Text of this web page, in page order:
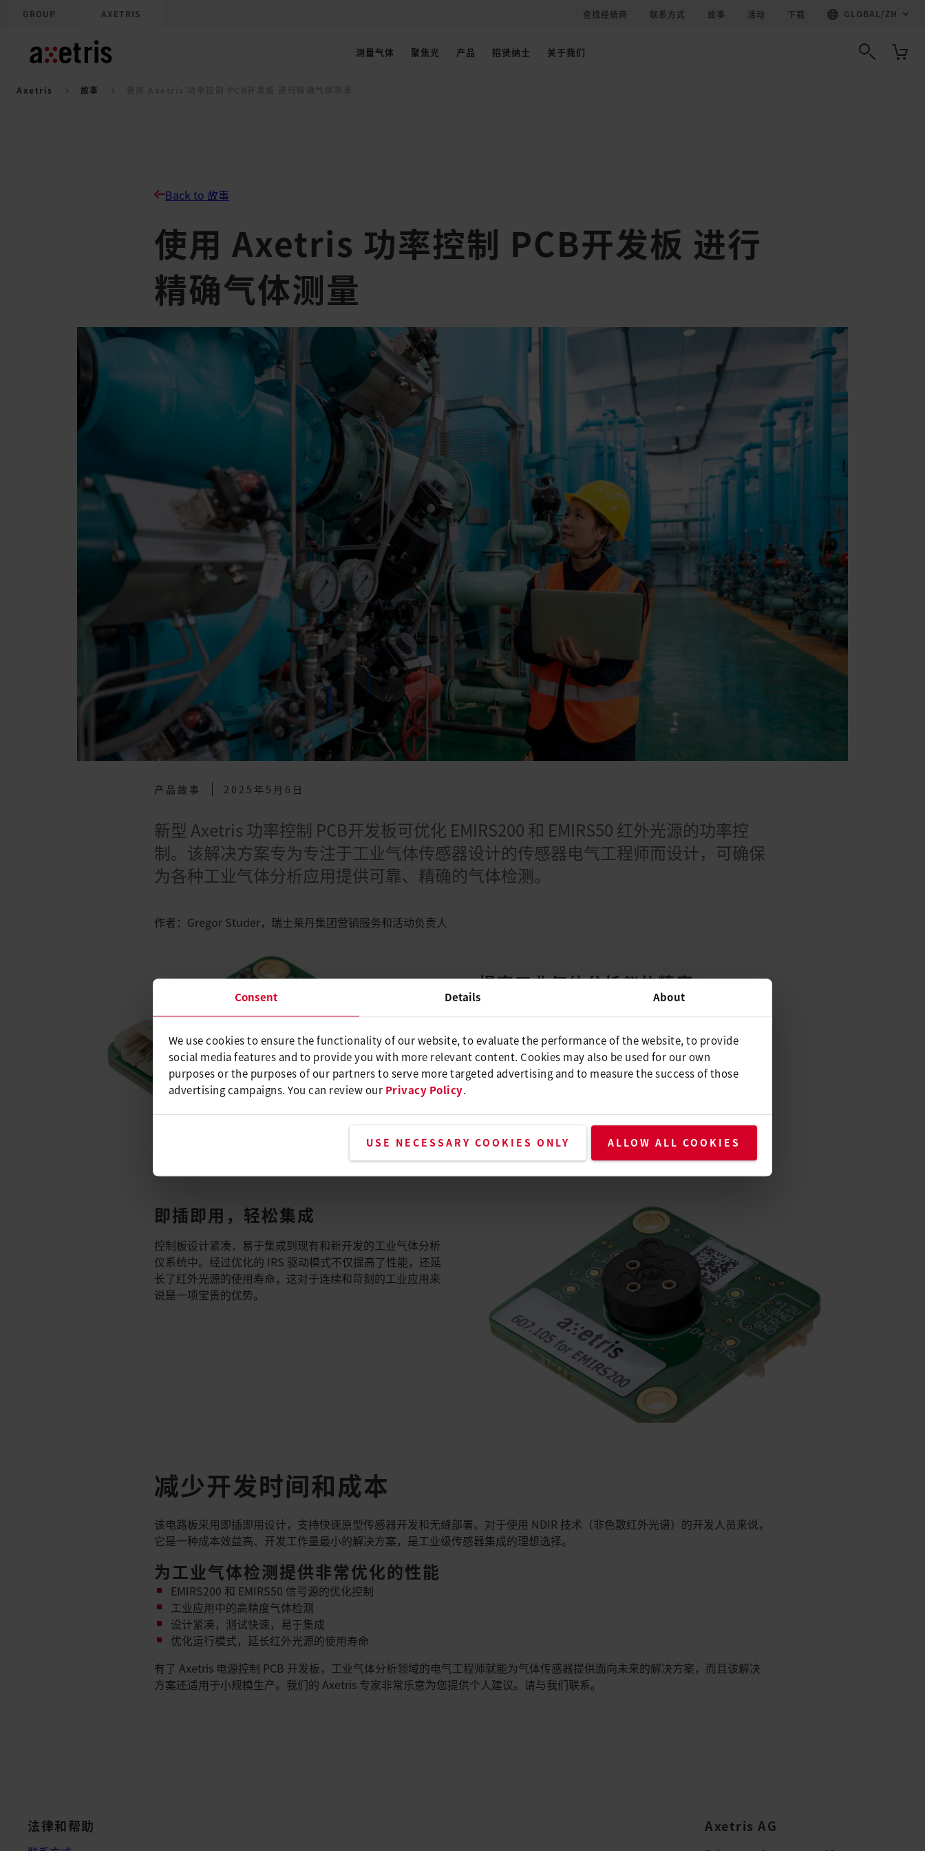
Consent Details About
We use cookies to ensure the functionality of our website, to evaluate the performance of the website, to provide
social media features and to provide you with more relevant content. Cookies may also be used for our own
purposes or the purposes of our partners to serve more targeted advertising and to measure the success of those
advertising campaigns. You can review our Privacy Policy.
USE NECESSARY COOKIES ONLY ALLOW ALL COOKIES
GROUP AXETRIS 查找经销商 联系方式 故事 活动 下载 GLOBAL /ZH
测量气体 聚焦光 产品 招贤纳士 关于我们
Axetris 故事
Back to 故事
使用 Axetris 功率控制 PCB开发板 进行
精确气体测量
产品故事 2025年5月6日
新型 Axetris 功率控制 PCB开发板可优化 EMIRS200 和 EMIRS50 红外光源的功率控
制。该解决方案专为专注于工业气体传感器设计的传感器电气工程师而设计，可确保
为各种工业气体分析应用提供可靠、精确的气体检测。
作者：Gregor Studer，瑞士莱丹集团营销服务和活动负责人
提高工业气体分析仪的精度
开发板为 EMIRS 红外光源提供很高的控制，确保获得对工业
运行至关重要的精确、可重复的测量结果。
即插即用，轻松集成
控制板设计紧凑，易于集成到现有和新开发的工业气体分析
仪系统中。经过优化的 IRS 驱动模式不仅提高了性能，还延
长了红外光源的使用寿命，这对于连续和苛刻的工业应用来
说是一项宝贵的优势。
减少开发时间和成本
该电路板采用即插即用设计，支持快速原型传感器开发和无缝部署。对于使用 NDIR 技术（非色散红外光谱）的开发人员来说，
它是一种成本效益高、开发工作量最小的解决方案，是工业级传感器集成的理想选择。
为工业气体检测提供非常优化的性能
EMIRS200 和 EMIRS50 信号源的优化控制
工业应用中的高精度气体检测
设计紧凑，测试快速，易于集成
优化运行模式，延长红外光源的使用寿命
有了 Axetris 电源控制 PCB 开发板，工业气体分析领域的电气工程师就能为气体传感器提供面向未来的解决方案，而且该解决
方案还适用于小规模生产。我们的 Axetris 专家非常乐意为您提供个人建议。请与我们联系。
法律和帮助 Axetris AG